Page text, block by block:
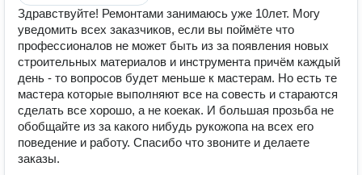
Здравствуйте! Ремонтами занимаюсь уже 10лет. Могу
уведомить всех заказчиков, если вы поймёте что
профессионалов не может быть из за появления новых
строительных материалов и инструмента причём каждый
день - то вопросов будет меньше к мастерам. Но есть те
мастера которые выполняют все на совесть и стараются
сделать все хорошо, а не коекак. И большая прозьба не
обобщайте из за какого нибудь рукожопа на всех его
поведение и работу. Спасибо что звоните и делаете
заказы.